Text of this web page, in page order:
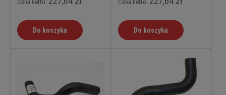
Cena netto:
Do koszyka
Cena netto:
Do koszyka